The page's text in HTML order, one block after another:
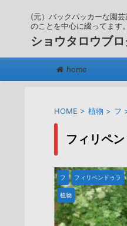
(元）バックパッカーな園
のことを中心に綴ってます。
ショウタロウブ
home
HOME > 植物 > フ
フィリペ
フ フィリペンドゥラ
植物